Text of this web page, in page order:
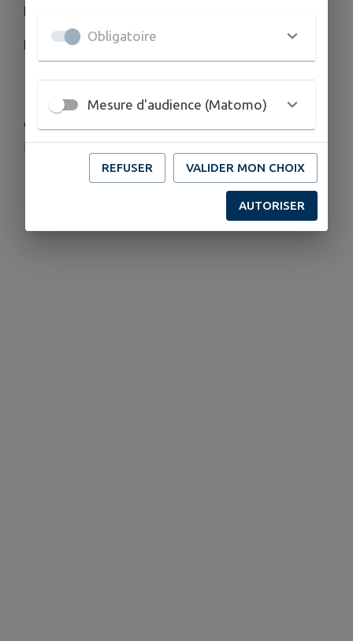
barre au sol, haltères, relaxation…)
Renseignements :Karin BRAULT
COORDONNÉES
06 75 69 94 80
Obligatoire
Mesure d'audience (Matomo)
REFUSER VALIDER MON CHOIX
AUTORISER